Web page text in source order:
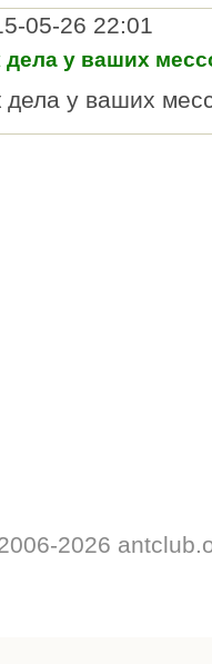
05-26 22:01
дела у ваших
дела у ваших
2026